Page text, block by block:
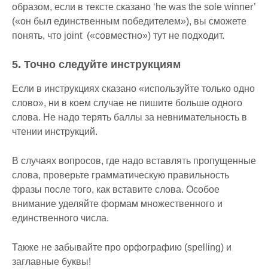
образом, если в тексте сказано ‘he was the sole winner’
(«он был единственным победителем»), вы сможете
понять, что joint («совместно») тут не подходит.
5. Точно следуйте инструкциям
Если в инструкциях сказано «используйте только одно
слово», ни в коем случае не пишите больше одного
слова. Не надо терять баллы за невнимательность в
чтении инструкций.
В случаях вопросов, где надо вставлять пропущенные
слова, проверьте грамматическую правильность
фразы после того, как вставите слова. Особое
внимание уделяйте формам множественного и
единственного числа.
Также не забывайте про орфографию (spelling) и
заглавные буквы!